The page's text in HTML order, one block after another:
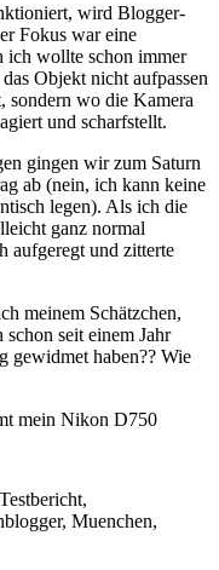
wird Blogger-
Fokus war eine
ich wollte schon immer
Objekt nicht aufpassen
sondern wo die Kamera
und scharfstellt.
gingen wir zum Saturn
ab (nein, ich kann keine
legen). Als ich die
ganz normal
aufgeregt und zitterte
meinem Schätzchen,
seit einem Jahr
gewidmet haben?? Wie
mein Nikon D750